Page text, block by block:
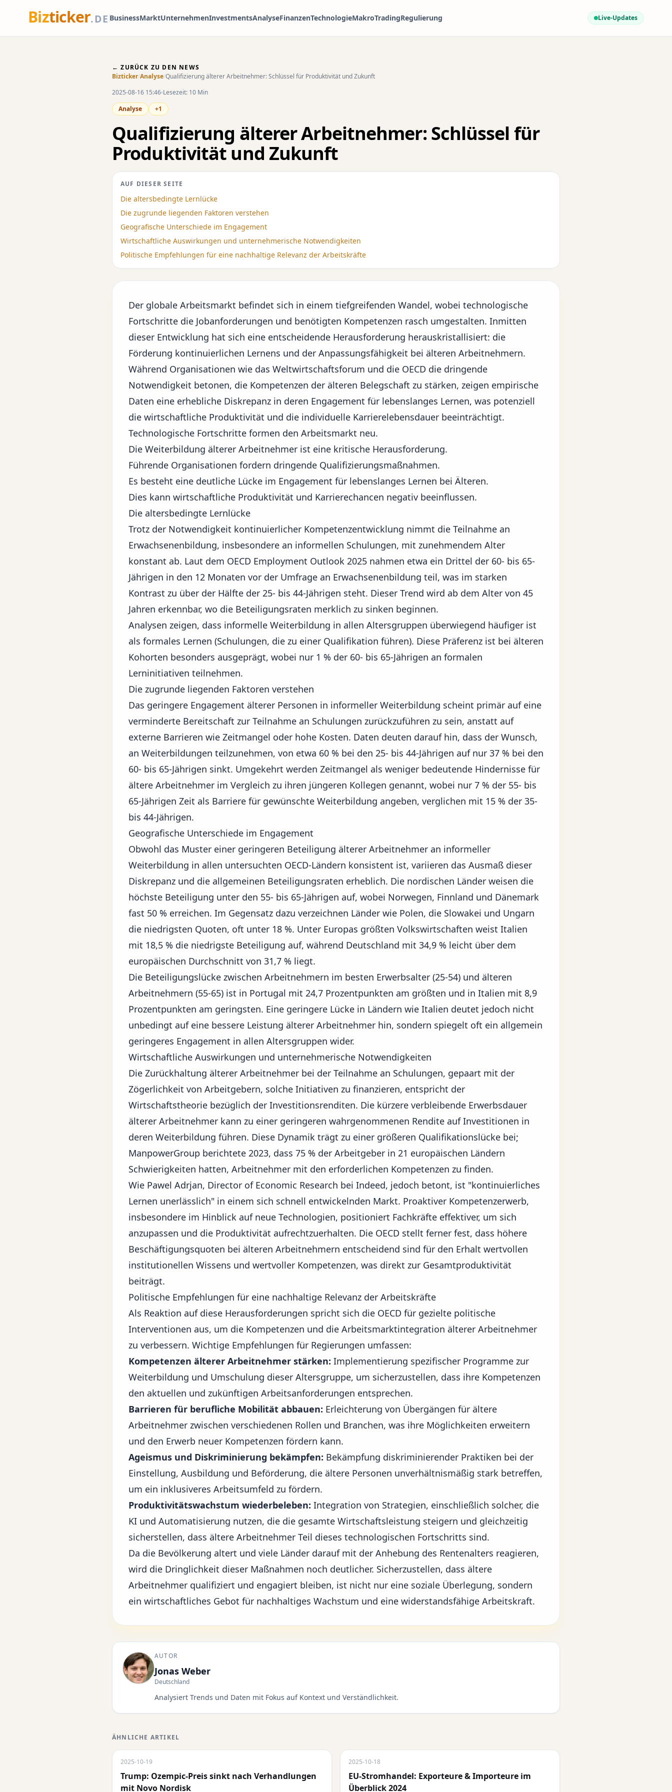
Bizticker.DE BusinessMarktUnternehmenInvestmentsAnalyseFinanzenTechnologieMakroTradingRegulierung Live-Updates
← ZURÜCK ZU DEN NEWS
Bizticker/Analyse/Qualifizierung älterer Arbeitnehmer: Schlüssel für Produktivität und Zukunft
2025-08-16 15:46 Lesezeit: 10 Min
Analyse
+1
Qualifizierung älterer Arbeitnehmer: Schlüssel für
Produktivität und Zukunft
AUF DIESER SEITE
Die altersbedingte Lernlücke
Die zugrunde liegenden Faktoren verstehen
Geografische Unterschiede im Engagement
Wirtschaftliche Auswirkungen und unternehmerische Notwendigkeiten
Politische Empfehlungen für eine nachhaltige Relevanz der Arbeitskräfte
Der globale Arbeitsmarkt befindet sich in einem tiefgreifenden Wandel, wobei technologische
Fortschritte die Jobanforderungen und benötigten Kompetenzen rasch umgestalten. Inmitten
dieser Entwicklung hat sich eine entscheidende Herausforderung herauskristallisiert: die
Förderung kontinuierlichen Lernens und der Anpassungsfähigkeit bei älteren Arbeitnehmern.
Während Organisationen wie das Weltwirtschaftsforum und die OECD die dringende
Notwendigkeit betonen, die Kompetenzen der älteren Belegschaft zu stärken, zeigen empirische
Daten eine erhebliche Diskrepanz in deren Engagement für lebenslanges Lernen, was potenziell
die wirtschaftliche Produktivität und die individuelle Karrierelebensdauer beeinträchtigt.
Technologische Fortschritte formen den Arbeitsmarkt neu.
Die Weiterbildung älterer Arbeitnehmer ist eine kritische Herausforderung.
Führende Organisationen fordern dringende Qualifizierungsmaßnahmen.
Es besteht eine deutliche Lücke im Engagement für lebenslanges Lernen bei Älteren.
Dies kann wirtschaftliche Produktivität und Karrierechancen negativ beeinflussen.
Die altersbedingte Lernlücke
Trotz der Notwendigkeit kontinuierlicher Kompetenzentwicklung nimmt die Teilnahme an
Erwachsenenbildung, insbesondere an informellen Schulungen, mit zunehmendem Alter
konstant ab. Laut dem OECD Employment Outlook 2025 nahmen etwa ein Drittel der 60- bis 65-
Jährigen in den 12 Monaten vor der Umfrage an Erwachsenenbildung teil, was im starken
Kontrast zu über der Hälfte der 25- bis 44-Jährigen steht. Dieser Trend wird ab dem Alter von 45
Jahren erkennbar, wo die Beteiligungsraten merklich zu sinken beginnen.
Analysen zeigen, dass informelle Weiterbildung in allen Altersgruppen überwiegend häufiger ist
als formales Lernen (Schulungen, die zu einer Qualifikation führen). Diese Präferenz ist bei älteren
Kohorten besonders ausgeprägt, wobei nur 1 % der 60- bis 65-Jährigen an formalen
Lerninitiativen teilnehmen.
Die zugrunde liegenden Faktoren verstehen
Das geringere Engagement älterer Personen in informeller Weiterbildung scheint primär auf eine
verminderte Bereitschaft zur Teilnahme an Schulungen zurückzuführen zu sein, anstatt auf
externe Barrieren wie Zeitmangel oder hohe Kosten. Daten deuten darauf hin, dass der Wunsch,
an Weiterbildungen teilzunehmen, von etwa 60 % bei den 25- bis 44-Jährigen auf nur 37 % bei den
60- bis 65-Jährigen sinkt. Umgekehrt werden Zeitmangel als weniger bedeutende Hindernisse für
ältere Arbeitnehmer im Vergleich zu ihren jüngeren Kollegen genannt, wobei nur 7 % der 55- bis
65-Jährigen Zeit als Barriere für gewünschte Weiterbildung angeben, verglichen mit 15 % der 35-
bis 44-Jährigen.
Geografische Unterschiede im Engagement
Obwohl das Muster einer geringeren Beteiligung älterer Arbeitnehmer an informeller
Weiterbildung in allen untersuchten OECD-Ländern konsistent ist, variieren das Ausmaß dieser
Diskrepanz und die allgemeinen Beteiligungsraten erheblich. Die nordischen Länder weisen die
höchste Beteiligung unter den 55- bis 65-Jährigen auf, wobei Norwegen, Finnland und Dänemark
fast 50 % erreichen. Im Gegensatz dazu verzeichnen Länder wie Polen, die Slowakei und Ungarn
die niedrigsten Quoten, oft unter 18 %. Unter Europas größten Volkswirtschaften weist Italien
mit 18,5 % die niedrigste Beteiligung auf, während Deutschland mit 34,9 % leicht über dem
europäischen Durchschnitt von 31,7 % liegt.
Die Beteiligungslücke zwischen Arbeitnehmern im besten Erwerbsalter (25-54) und älteren
Arbeitnehmern (55-65) ist in Portugal mit 24,7 Prozentpunkten am größten und in Italien mit 8,9
Prozentpunkten am geringsten. Eine geringere Lücke in Ländern wie Italien deutet jedoch nicht
unbedingt auf eine bessere Leistung älterer Arbeitnehmer hin, sondern spiegelt oft ein allgemein
geringeres Engagement in allen Altersgruppen wider.
Wirtschaftliche Auswirkungen und unternehmerische Notwendigkeiten
Die Zurückhaltung älterer Arbeitnehmer bei der Teilnahme an Schulungen, gepaart mit der
Zögerlichkeit von Arbeitgebern, solche Initiativen zu finanzieren, entspricht der
Wirtschaftstheorie bezüglich der Investitionsrenditen. Die kürzere verbleibende Erwerbsdauer
älterer Arbeitnehmer kann zu einer geringeren wahrgenommenen Rendite auf Investitionen in
deren Weiterbildung führen. Diese Dynamik trägt zu einer größeren Qualifikationslücke bei;
ManpowerGroup berichtete 2023, dass 75 % der Arbeitgeber in 21 europäischen Ländern
Schwierigkeiten hatten, Arbeitnehmer mit den erforderlichen Kompetenzen zu finden.
Wie Pawel Adrjan, Director of Economic Research bei Indeed, jedoch betont, ist "kontinuierliches
Lernen unerlässlich" in einem sich schnell entwickelnden Markt. Proaktiver Kompetenzerwerb,
insbesondere im Hinblick auf neue Technologien, positioniert Fachkräfte effektiver, um sich
anzupassen und die Produktivität aufrechtzuerhalten. Die OECD stellt ferner fest, dass höhere
Beschäftigungsquoten bei älteren Arbeitnehmern entscheidend sind für den Erhalt wertvollen
institutionellen Wissens und wertvoller Kompetenzen, was direkt zur Gesamtproduktivität
beiträgt.
Politische Empfehlungen für eine nachhaltige Relevanz der Arbeitskräfte
Als Reaktion auf diese Herausforderungen spricht sich die OECD für gezielte politische
Interventionen aus, um die Kompetenzen und die Arbeitsmarktintegration älterer Arbeitnehmer
zu verbessern. Wichtige Empfehlungen für Regierungen umfassen:
Kompetenzen älterer Arbeitnehmer stärken: Implementierung spezifischer Programme zur
Weiterbildung und Umschulung dieser Altersgruppe, um sicherzustellen, dass ihre Kompetenzen
den aktuellen und zukünftigen Arbeitsanforderungen entsprechen.
Barrieren für berufliche Mobilität abbauen: Erleichterung von Übergängen für ältere
Arbeitnehmer zwischen verschiedenen Rollen und Branchen, was ihre Möglichkeiten erweitern
und den Erwerb neuer Kompetenzen fördern kann.
Ageismus und Diskriminierung bekämpfen: Bekämpfung diskriminierender Praktiken bei der
Einstellung, Ausbildung und Beförderung, die ältere Personen unverhältnismäßig stark betreffen,
um ein inklusiveres Arbeitsumfeld zu fördern.
Produktivitätswachstum wiederbeleben: Integration von Strategien, einschließlich solcher, die
KI und Automatisierung nutzen, die die gesamte Wirtschaftsleistung steigern und gleichzeitig
sicherstellen, dass ältere Arbeitnehmer Teil dieses technologischen Fortschritts sind.
Da die Bevölkerung altert und viele Länder darauf mit der Anhebung des Rentenalters reagieren,
wird die Dringlichkeit dieser Maßnahmen noch deutlicher. Sicherzustellen, dass ältere
Arbeitnehmer qualifiziert und engagiert bleiben, ist nicht nur eine soziale Überlegung, sondern
ein wirtschaftliches Gebot für nachhaltiges Wachstum und eine widerstandsfähige Arbeitskraft.
AUTOR
Jonas Weber
Deutschland
Analysiert Trends und Daten mit Fokus auf Kontext und Verständlichkeit.
ÄHNLICHE ARTIKEL
2025-10-19
Trump: Ozempic-Preis sinkt nach Verhandlungen
mit Novo Nordisk
2025-10-18
EU-Stromhandel: Exporteure & Importeure im
Überblick 2024